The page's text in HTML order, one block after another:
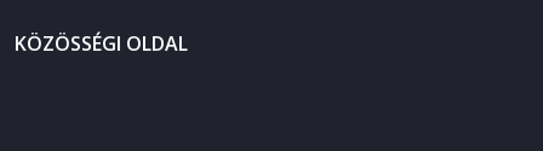
KÖZÖSSÉGI OLDAL